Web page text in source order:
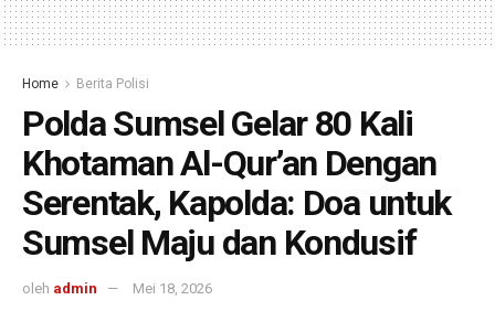
Home Berita Polisi
Polda Sumsel Gelar 80 Kali
Khotaman Al-Qur’an Dengan
Serentak, Kapolda: Doa untuk
Sumsel Maju dan Kondusif
oleh admin Mei 18, 2026